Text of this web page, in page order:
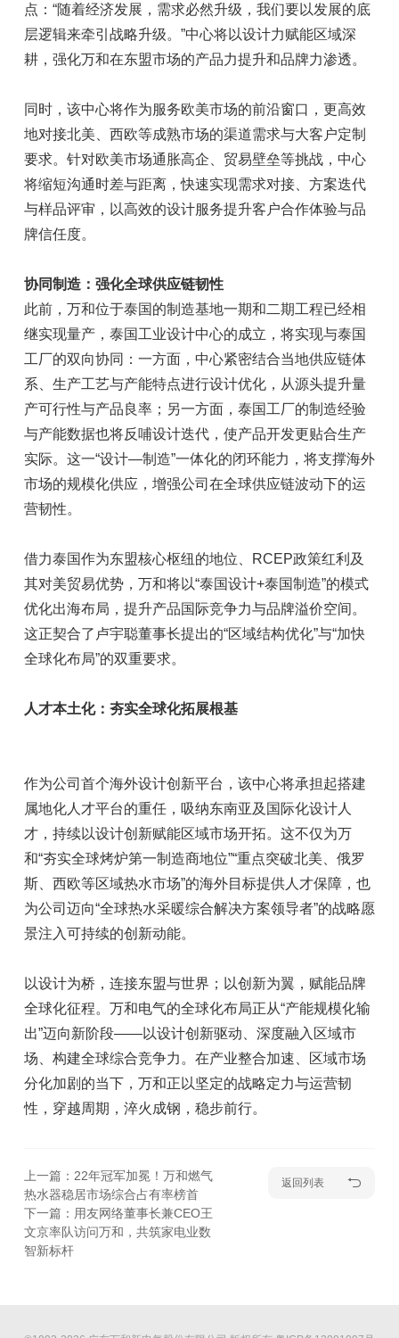
点：“随着经济发展，需求必然升级，我们要以发展的底
层逻辑来牵引战略升级。”中心将以设计力赋能区域深
耕，强化万和在东盟市场的产品力提升和品牌力渗透。
同时，该中心将作为服务欧美市场的前沿窗口，更高效
地对接北美、西欧等成熟市场的渠道需求与大客户定制
要求。针对欧美市场通胀高企、贸易壁垒等挑战，中心
将缩短沟通时差与距离，快速实现需求对接、方案迭代
与样品评审，以高效的设计服务提升客户合作体验与品
牌信任度。
协同制造：强化全球供应链韧性
此前，万和位于泰国的制造基地一期和二期工程已经相
继实现量产，泰国工业设计中心的成立，将实现与泰国
工厂的双向协同：一方面，中心紧密结合当地供应链体
系、生产工艺与产能特点进行设计优化，从源头提升量
产可行性与产品良率；另一方面，泰国工厂的制造经验
与产能数据也将反哺设计迭代，使产品开发更贴合生产
实际。这一“设计—制造”一体化的闭环能力，将支撑海外
市场的规模化供应，增强公司在全球供应链波动下的运
营韧性。
借力泰国作为东盟核心枢纽的地位、RCEP政策红利及
其对美贸易优势，万和将以“泰国设计+泰国制造”的模式
优化出海布局，提升产品国际竞争力与品牌溢价空间。
这正契合了卢宇聪董事长提出的“区域结构优化”与“加快
全球化布局”的双重要求。
人才本土化：夯实全球化拓展根基
作为公司首个海外设计创新平台，该中心将承担起搭建
属地化人才平台的重任，吸纳东南亚及国际化设计人
才，持续以设计创新赋能区域市场开拓。这不仅为万
和“夯实全球烤炉第一制造商地位”“重点突破北美、俄罗
斯、西欧等区域热水市场”的海外目标提供人才保障，也
为公司迈向“全球热水采暖综合解决方案领导者”的战略愿
景注入可持续的创新动能。
以设计为桥，连接东盟与世界；以创新为翼，赋能品牌
全球化征程。万和电气的全球化布局正从“产能规模化输
出”迈向新阶段——以设计创新驱动、深度融入区域市
场、构建全球综合竞争力。在产业整合加速、区域市场
分化加剧的当下，万和正以坚定的战略定力与运营韧
性，穿越周期，淬火成钢，稳步前行。
上一篇：22年冠军加冕！万和燃气
热水器稳居市场综合占有率榜首
下一篇：用友网络董事长兼CEO王
文京率队访问万和，共筑家电业数
智新标杆
返回列表